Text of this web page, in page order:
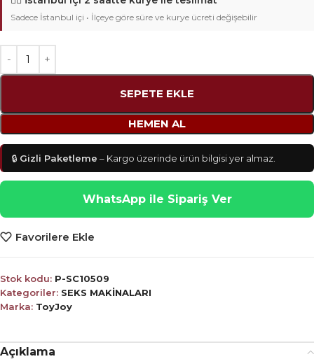
Sadece İstanbul içi • İlçeye göre süre ve kurye ücreti değişebilir
SEPETE EKLE
HEMEN AL
🔒 Gizli Paketleme – Kargo üzerinde ürün bilgisi yer almaz.
WhatsApp ile Sipariş Ver
Favorilere Ekle
Stok kodu: P-SC10509
Kategoriler: SEKS MAKİNALARI
Marka: ToyJoy
Açıklama